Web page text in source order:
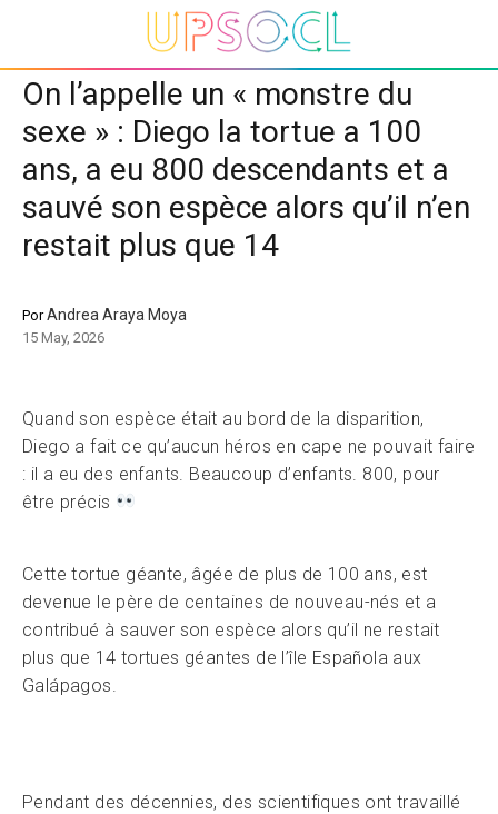
On l’appelle un « monstre du
sexe » : Diego la tortue a 100
ans, a eu 800 descendants et a
sauvé son espèce alors qu’il n’en
restait plus que 14
PorAndrea Araya Moya
15 May, 2026
Quand son espèce était au bord de la disparition,
Diego a fait ce qu’aucun héros en cape ne pouvait faire
: il a eu des enfants. Beaucoup d’enfants. 800, pour
être précis
Cette tortue géante, âgée de plus de 100 ans, est
devenue le père de centaines de nouveau-nés et a
contribué à sauver son espèce alors qu’il ne restait
plus que 14 tortues géantes de l’île Española aux
Galápagos.
Pendant des décennies, des scientifiques ont travaillé